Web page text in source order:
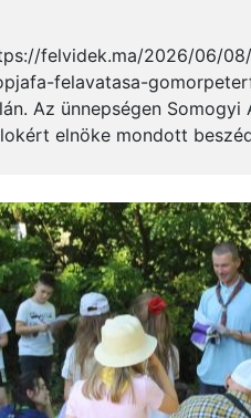
felvidek.ma/2026/06/
felavatasa-
Az ünnepségen
elnöke mondott